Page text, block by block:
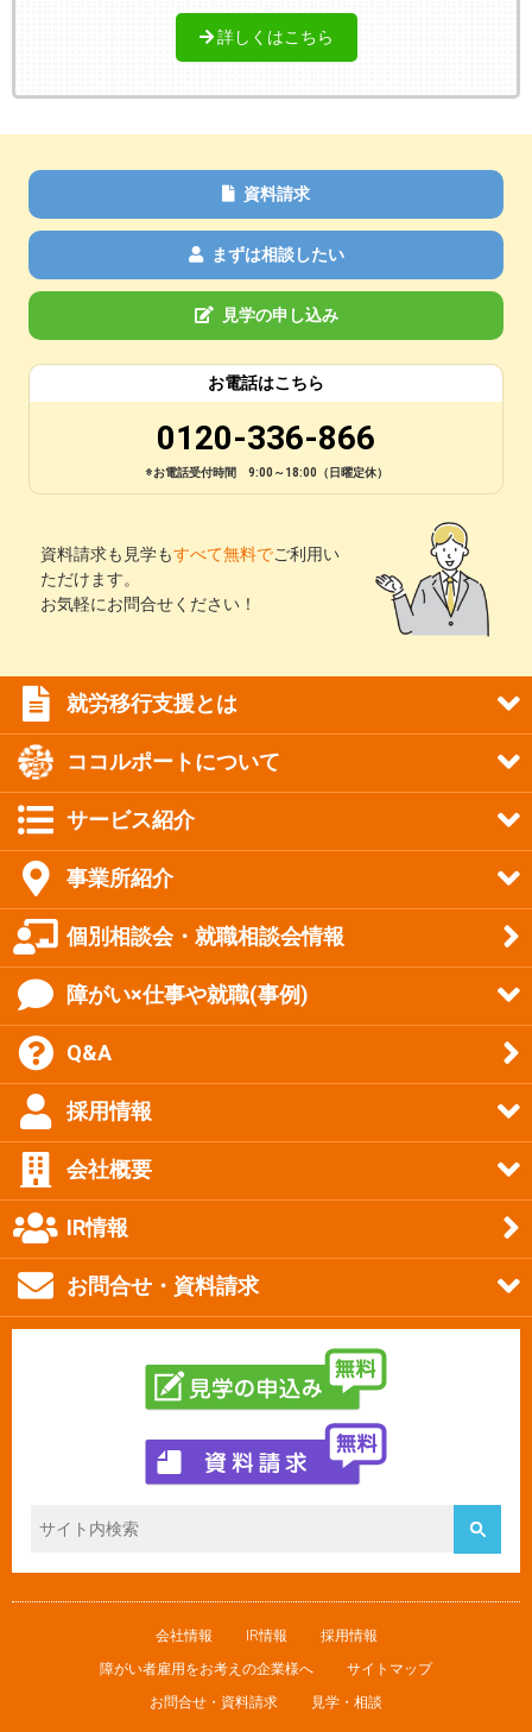
詳しくはこちら
資料請求
まずは相談したい
見学の申し込み
お電話はこちら
0120-336-866
※お電話受付時間 9:00～18:00（日曜定休）
資料請求も見学もすべて無料でご利用い
ただけます。
お気軽にお問合せください！
就労移行支援とは
ココルポートについて
サービス紹介
事業所紹介
個別相談会・就職相談会情報
障がい×仕事や就職(事例)
Q&A
採用情報
会社概要
IR情報
お問合せ・資料請求
会社情報 IR情報
採用情報
障がい者雇用をお考えの企業様へ
サイトマップ
お問合せ・資料請求
見学・相談